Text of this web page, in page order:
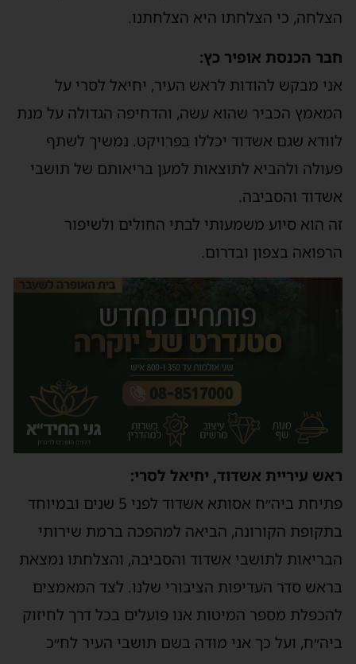
הצלחה, כי הצלחתו היא הצלחתנו.
חבר הכנסת אופיר כץ:
אני מבקש להודות לראש העיר, יחיאל לסרי על
המאמץ הכביר שהוא עשה, והדחיפה הגדולה על מנת
לוודא שגם אשדוד יכללו בפרויקט. נמשיך לשתף
פעולה ולהביא לתוצאות למען בריאותם של תושבי
אשדוד והסביבה.
זה הוא סיוע משמעותי לבתי החולים ולשיפור
הרפואה בצפון ובדרום.
ראש עיריית אשדוד, יחיאל לסרי:
פתיחת ביה״ח אסותא אשדוד לפני 5 שנים ובמיוחד
בתקופת הקורונה, הביאה למהפכה ברמת שירותי
הבריאות לתושבי אשדוד והסביבה, והצלחתו נמצאת
בראש סדר העדיפות הציבורי שלנו. לצד המאמצים
להכפלת מספר המיטות אנו פועלים בכל דרך לחיזוק
ביה״ח, ועל כך אני מודה בשם תושבי העיר לח״כ